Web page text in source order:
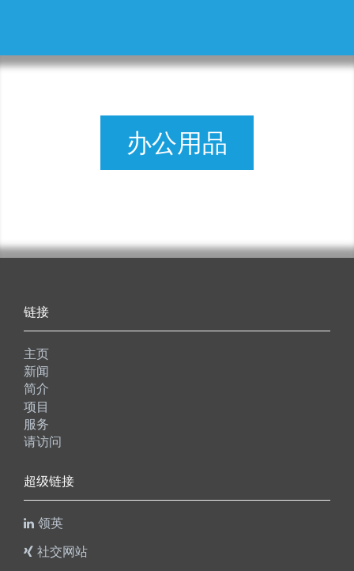
办公用品
链接
主页
新闻
简介
项目
服务
请访问
超级链接
领英
社交网站